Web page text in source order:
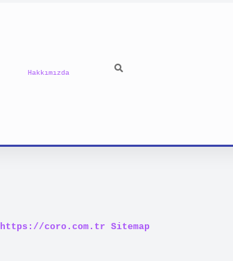
Hakkımızda
https://coro.com.tr Sitemap